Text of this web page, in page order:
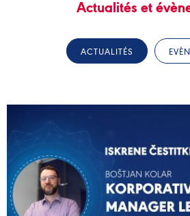
Actualités et
ACTUALITÉS